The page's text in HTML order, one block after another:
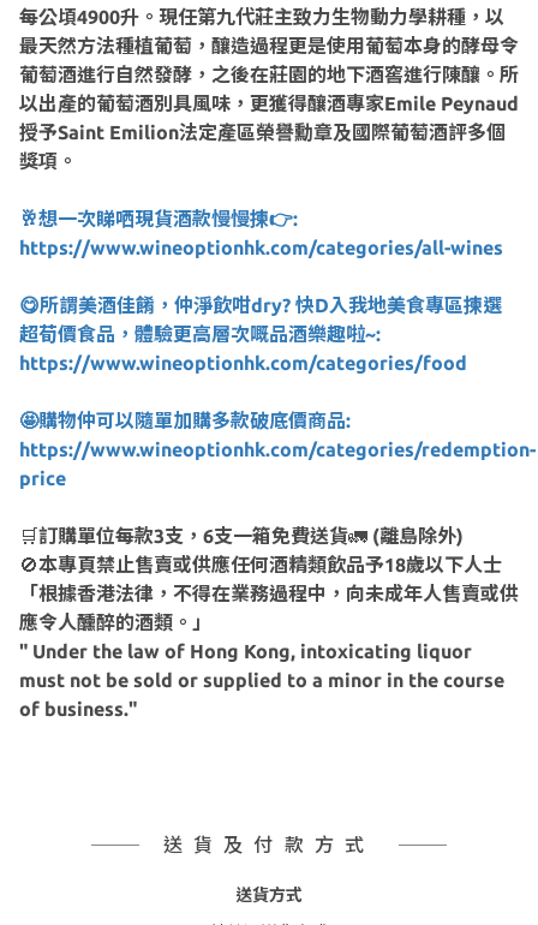
每公頃4900升。現任第九代莊主致力生物動力學耕種，以
最天然方法種植葡萄，釀造過程更是使用葡萄本身的酵母令
葡萄酒進行自然發酵，之後在莊園的地下酒窖進行陳釀。所
以出產的葡萄酒別具風味，更獲得釀酒專家Emile Peynaud
授予Saint Emilion法定產區榮譽勳章及國際葡萄酒評多個
獎項。
🥂想一次睇哂現貨酒款慢慢揀👉:
https://www.wineoptionhk.com/categories/all-wines
😋所謂美酒佳餚，仲淨飲咁dry? 快D入我地美食專區揀選
超荀價食品，體驗更高層次嘅品酒樂趣啦~:
https://www.wineoptionhk.com/categories/food
🤩購物仲可以隨單加購多款破底價商品:
https://www.wineoptionhk.com/categories/redemption-
price
🛒訂購單位每款3支，6支一箱免費送貨🚛 (離島除外)
🚫本專頁禁止售賣或供應任何酒精類飲品予18歲以下人士
「根據香港法律，不得在業務過程中，向未成年人售賣或供
應令人醺醉的酒類。」
" Under the law of Hong Kong, intoxicating liquor
must not be sold or supplied to a minor in the course
of business."
送貨及付款方式
送貨方式